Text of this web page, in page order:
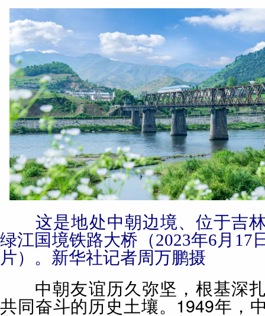
这是地处中朝边境、位于吉
绿江国境铁路大桥（2023年6月17
片）。新华社记者周万鹏摄
中朝友谊历久弥坚，根基深
共同奋斗的历史土壤。1949年，